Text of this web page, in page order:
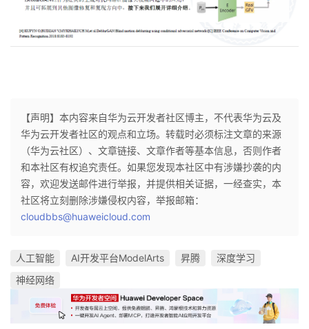
者
我
的我
证
实
的
的
技
术
支
持
我
的
云
声
建
【声明】本内容来自华为云开发者社区博主，不代表华为云及
华为云开发者社区的观点和立场。转载时必须标注文章的来源
（华为云社区）、文章链接、文章作者等基本信息，否则作者
和本社区有权追究责任。如果您发现本社区中有涉嫌抄袭的内
容，欢迎发送邮件进行举报，并提供相关证据，一经查实，本
社区将立刻删除涉嫌侵权内容，举报邮箱：
cloudbbs@huaweicloud.com
人工智能 AI开发平台ModelArts 昇腾
深度学习
神经网络